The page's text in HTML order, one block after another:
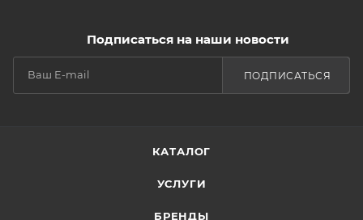
Подписаться на наши новости
ПОДПИСАТЬСЯ
КАТАЛОГ
УСЛУГИ
БРЕНДЫ